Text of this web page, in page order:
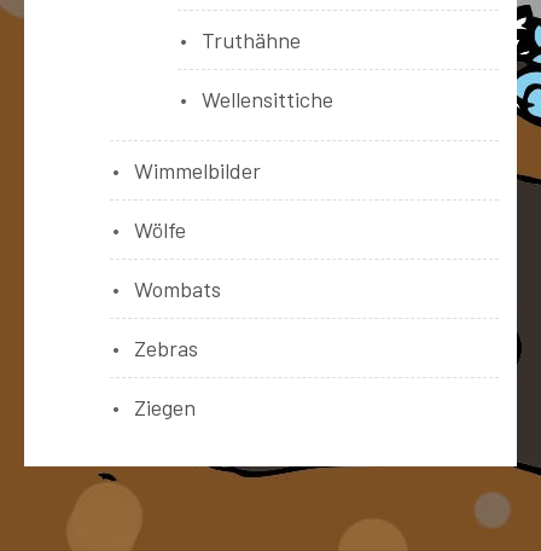
Truthähne
Wellensittiche
Wimmelbilder
Wölfe
Wombats
Zebras
Ziegen